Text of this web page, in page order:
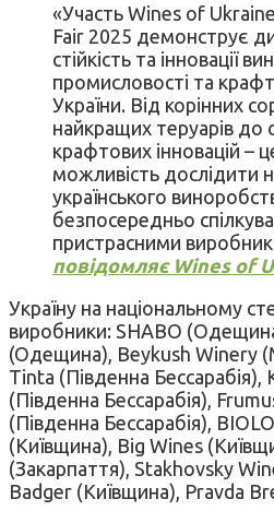
«Участь Wines of
Fair 2025 демонструє
стійкість та інновації
промисловості та
України. Від корінних
найкращих теруарів до
крафтових інновацій –
можливість дослідити
українського
безпосередньо
пристрасними
повідомляє Wines of
Україну на національному
виробники: SHABO
(Oдещина), Beykush Winery
Tinta (Південна
(Південна Бессарабія),
(Південна Бессарабія),
(Kиївщина), Big Wines
(Закарпаття), Stakhovsky
Badger (Kиївщина), Pravda